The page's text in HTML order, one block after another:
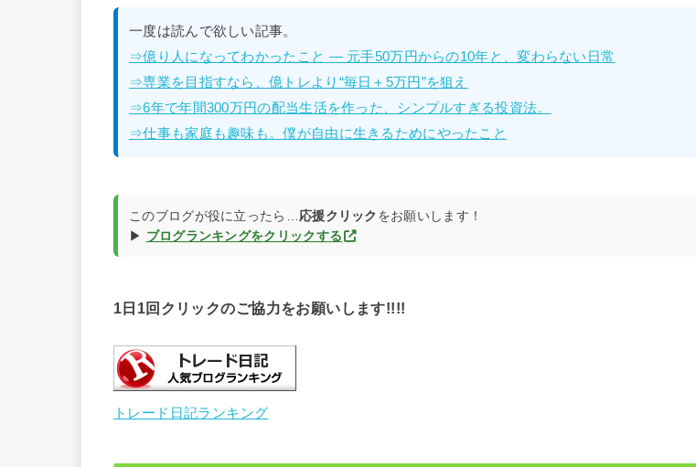
一度は読んで欲しい記事。
⇒億り人になってわかったこと — 元手50万円からの10年と、変わらない日常
⇒専業を目指すなら、億トレより“毎日＋5万円”を狙え
⇒6年で年間300万円の配当生活を作った、シンプルすぎる投資法。
⇒仕事も家庭も趣味も。僕が自由に生きるためにやったこと
このブログが役に立ったら…応援クリック をお願いします！
▶ ブログランキングをクリックする
1日1回クリックのご協力をお願いします!!!!
トレード日記ランキング